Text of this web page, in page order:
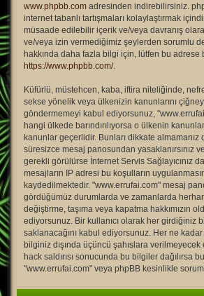
www.phpbb.com adresinden indirebilirsiniz.
internet tabanlı tartışmaları kolaylaştırmak
müsaade edilebilir içerik ve/veya davranış
ve/veya izin vermediğimiz şeylerden sorumlu
hakkında daha fazla bilgi için, lütfen bu adrese
https://www.phpbb.com/.
Küfürlü, müstehcen, kaba, iftira niteliğinde,
sekse yönelik veya ülkenizin kanunlarını
göndermemeyi kabul ediyorsunuz,
hangi ülkede barındırılıyorsa o ülkenin
kanunlar geçerlidir. Bunları dikkate
süresizce mesaj panosundan yasaklanırsınız
gerekli görülürse İnternet Servis Sağlayıcınız
mesajların IP adresi bu koşulların
kaydedilmektedir. "www.errufai.com" mesaj
gördüğümüz durumlarda ve zamanlarda
değiştirme, taşıma veya kapatma hakkımızın
ediyorsunuz. Bir kullanıcı olarak her girdiğiniz
saklanacağını kabul ediyorsunuz. Her ne
bilginiz dışında üçüncü şahıslara
hack saldırısı sonucunda bu bilgiler dağılırsa
"www.errufai.com" veya phpBB kesinlikle